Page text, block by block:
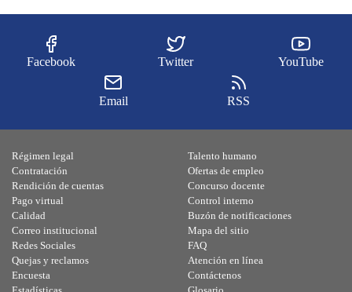
Facebook Twitter YouTube
Email RSS
Régimen legal
Contratación
Rendición de cuentas
Pago virtual
Calidad
Talento humano
Ofertas de empleo
Concurso docente
Control interno
Buzón de notificaciones
Correo institucional
Redes Sociales
Quejas y reclamos
Encuesta
Mapa del sitio
FAQ
Atención en línea
Contáctenos